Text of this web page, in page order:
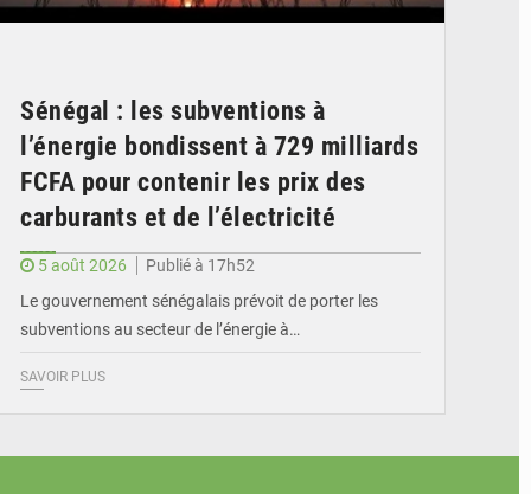
Sénégal : les subventions à
l’énergie bondissent à 729 milliards
FCFA pour contenir les prix des
carburants et de l’électricité
5 août 2026
Publié à 17h52
Le gouvernement sénégalais prévoit de porter les
subventions au secteur de l’énergie à…
SAVOIR PLUS